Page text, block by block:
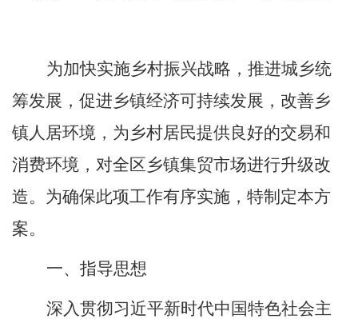
为加快实施乡村振兴战略，推进城乡统
筹发展，促进乡镇经济可持续发展，改善乡
镇人居环境，为乡村居民提供良好的交易和
消费环境， 对全区乡镇集贸市场进行升级改
造。为确保此项工作有序实施，特制定本方
案。
一、指导思想
深入贯彻习近平新时代中国特色社会主